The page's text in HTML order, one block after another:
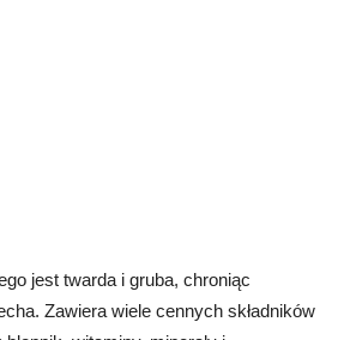
jest twarda i gruba, chroniąc
Zawiera wiele cennych składników